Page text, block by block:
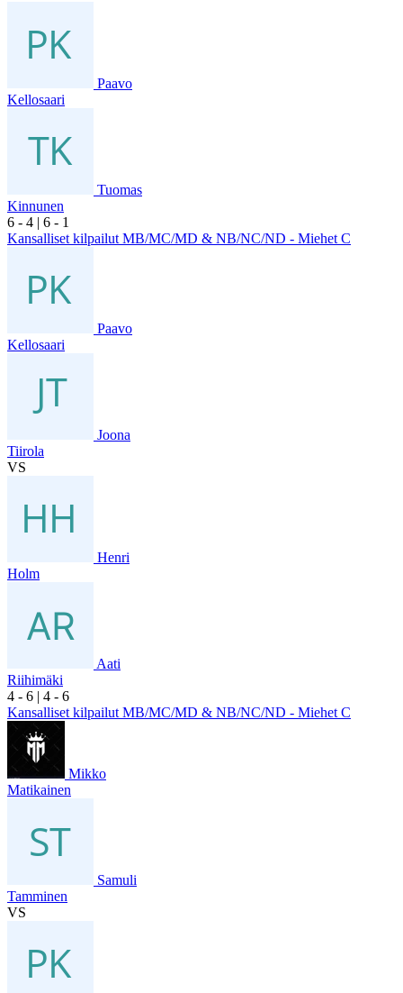
Paavo
Kellosaari
Tuomas
Kinnunen
6 - 4 | 6 - 1
Kansalliset kilpailut MB/MC/MD & NB/NC/ND - Miehet C
Paavo
Kellosaari
Joona
Tiirola
VS
Henri
Holm
Aati
Riihimäki
4 - 6 | 4 - 6
Kansalliset kilpailut MB/MC/MD & NB/NC/ND - Miehet C
Mikko
Matikainen
Samuli
Tamminen
VS